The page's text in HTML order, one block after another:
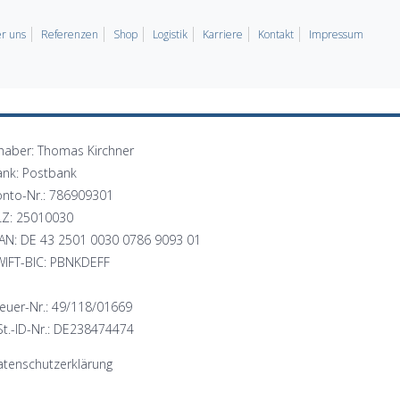
uns Referenzen Shop Logistik Karriere Kontakt Impressum
Thomas Kirchner
Postbank
Nr.: 786909301
25010030
DE 43 2501 0030 0786 9093 01
BIC: PBNKDEFF
Nr.: 49/118/01669
ID-Nr.: DE238474474